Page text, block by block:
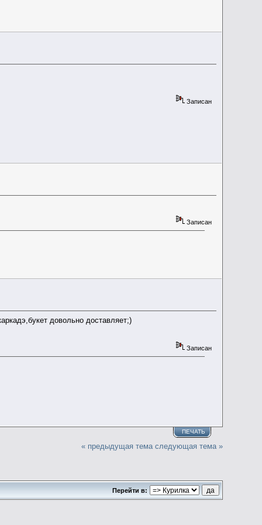
Записан
Записан
довольно доставляет;)
Записан
ПЕЧАТЬ
« предыдущая тема следующая тема »
Перейти в: